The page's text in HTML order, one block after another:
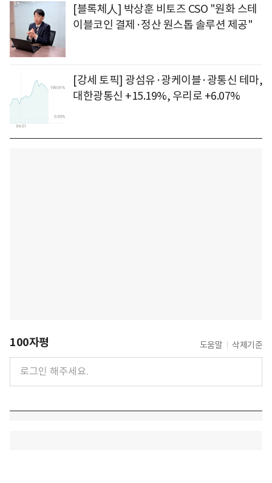
[블록체人] 박상훈 비토즈 CSO "원화 스테
이블코인 결제·정산 원스톱 솔루션 제공"
[강세 토픽] 광섬유·광케이블·광통신 테마,
대한광통신 +15.19%, 우리로 +6.07%
100자평 도움말 삭제기준